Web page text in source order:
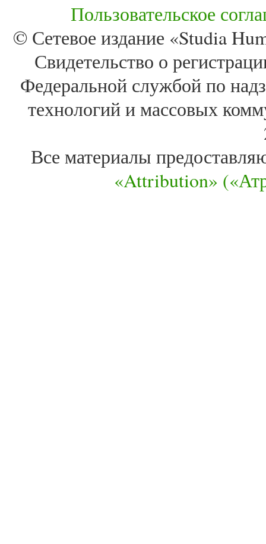
Пользовательское
© Сетевое издание «Studia
Свидетельство о
Федеральной службой по
технологий и массовых
Все материалы
«Attribution»